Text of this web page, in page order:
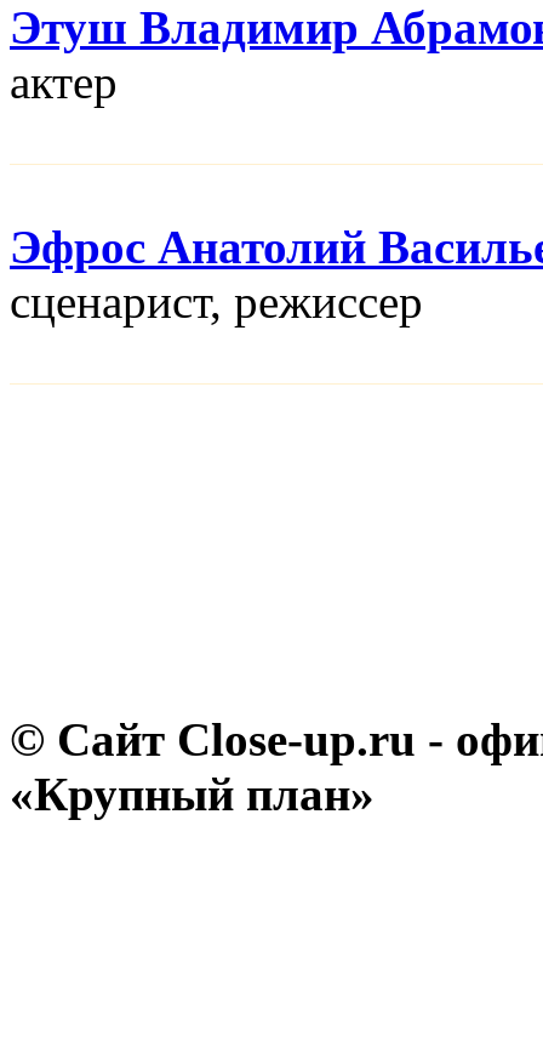
Этуш Владимир
актер
Эфрос Анатолий
сценарист, режисcер
© Сайт Close-up.ru -
«Крупный план»